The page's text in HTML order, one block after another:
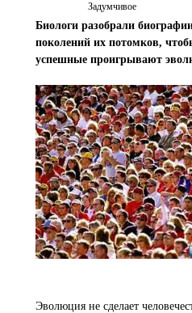
Задумчивое
Биологи разобрали
поколений их потомков,
успешные проигрывают
Эволюция не сделает